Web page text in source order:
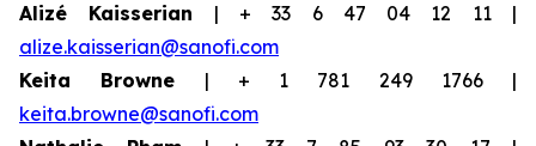
Alizé Kaisserian | + 33 6 47 04 12 11 |
alize.kaisserian@sanofi.com
Keita Browne | + 1 781 249 1766 |
keita.browne@sanofi.com